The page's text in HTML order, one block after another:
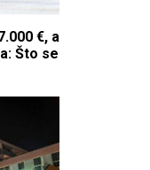
€, a
Što se